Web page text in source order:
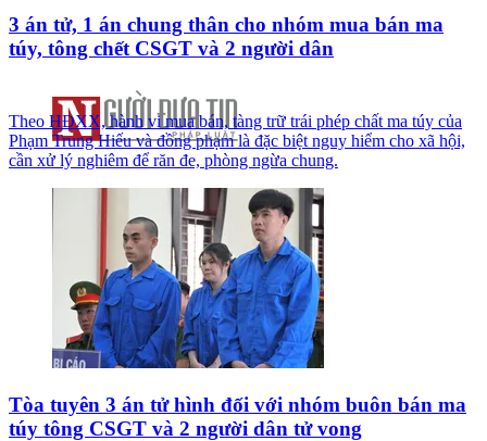
3 án tử, 1 án chung thân cho nhóm mua bán ma
túy, tông chết CSGT và 2 người dân
Theo HĐXX, hành vi mua bán, tàng trữ trái phép chất ma túy của
Phạm Trung Hiếu và đồng phạm là đặc biệt nguy hiểm cho xã hội,
cần xử lý nghiêm để răn đe, phòng ngừa chung.
Tòa tuyên 3 án tử hình đối với nhóm buôn bán ma
túy tông CSGT và 2 người dân tử vong